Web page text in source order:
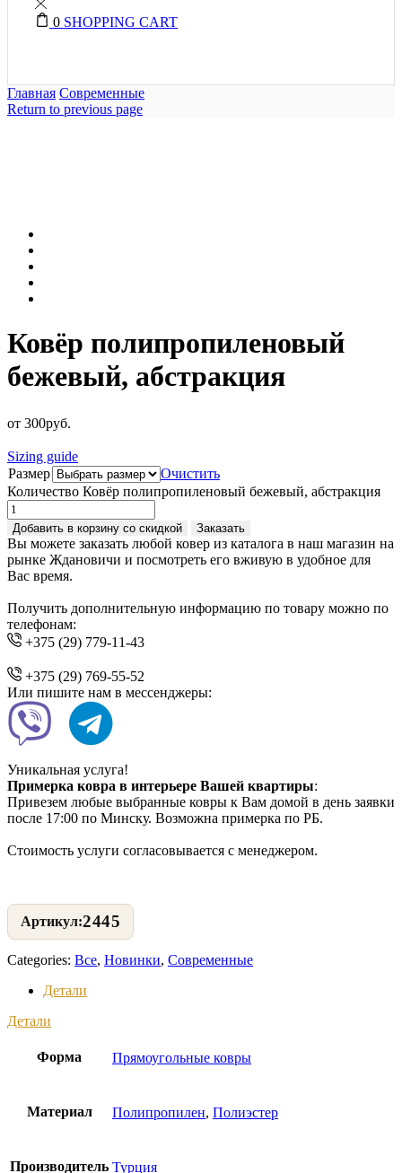
0 SHOPPING CART
Главная Современные
Return to previous page
Ковёр полипропиленовый
бежевый, абстракция
от 300руб.
Sizing guide
Размер
Очистить
Количество Ковёр полипропиленовый бежевый, абстракция
Добавить в корзину со скидкой Заказать
Вы можете заказать любой ковер из каталога в наш магазин на
рынке Ждановичи и посмотреть его вживую в удобное для
Вас время.
Получить дополнительную информацию по товару можно по
телефонам:
+375 (29) 779-11-43
+375 (29) 769-55-52
Или пишите нам в мессенджеры:
Уникальная услуга!
Примерка ковра в интерьере Вашей квартиры:
Привезем любые выбранные ковры к Вам домой в день заявки
после 17:00 по Минску. Возможна примерка по РБ.
Стоимость услуги согласовывается с менеджером.
2445
Categories: Все, Новинки, Современные
Детали
Детали
Форма Прямоугольные ковры
Материал Полипропилен, Полиэстер
Производитель Турция